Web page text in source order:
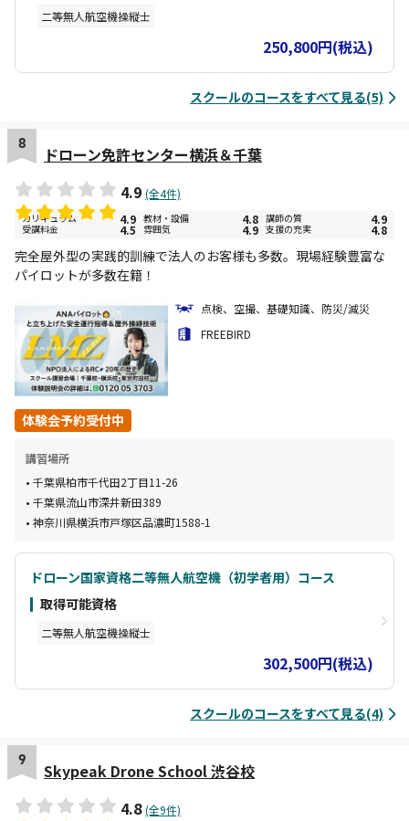
くなくても1からドローンの知識・操縦技能をレクチャーします。
二等無人航空機操縦士
250,800円(税込)
スクールのコースをすべて見る(5)
8
ドローン免許センター横浜＆千葉
4.9 (全4件)
カリキュラム 4.9 教材・設備 4.8 講師の質 4.9
受講料金 4.5 雰囲気 4.9 支援の充実 4.8
完全屋外型の実践的訓練で法人のお客様も多数。現場経験豊富な
パイロットが多数在籍！
点検、空撮、基礎知識、防災/減災
FREEBIRD
体験会予約受付中
講習場所
千葉県柏市千代田2丁目11-26
千葉県流山市深井新田389
神奈川県横浜市戸塚区品濃町1588-1
ドローン国家資格二等無人航空機（初学者用）コース
取得可能資格
二等無人航空機操縦士
302,500円(税込)
スクールのコースをすべて見る(4)
9
Skypeak Drone School 渋谷校
4.8(全9件)